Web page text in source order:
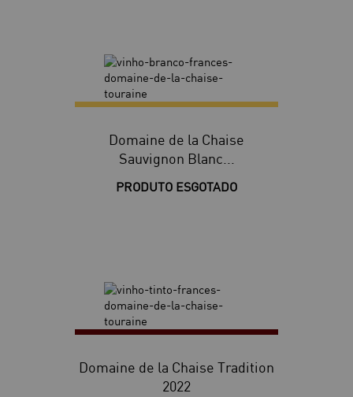
Domaine de la Chaise
Sauvignon Blanc...
PRODUTO ESGOTADO
Domaine de la Chaise Tradition
2022